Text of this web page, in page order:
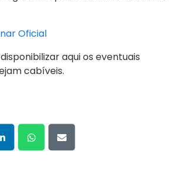
Oficial
aqui os eventuais
cabíveis.